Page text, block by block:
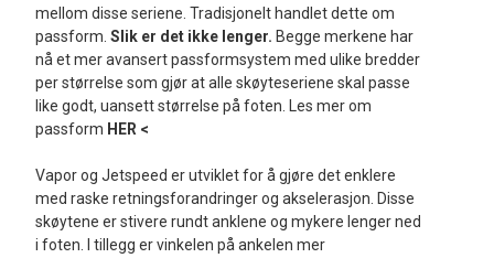
mellom disse seriene. Tradisjonelt handlet dette om
passform. Slik er det ikke lenger. Begge merkene har
nå et mer avansert passformsystem med ulike bredder
per størrelse som gjør at alle skøyteseriene skal passe
like godt, uansett størrelse på foten. Les mer om
passform HER <
Vapor og Jetspeed er utviklet for å gjøre det enklere
med raske retningsforandringer og akselerasjon. Disse
skøytene er stivere rundt anklene og mykere lenger ned
i foten. I tillegg er vinkelen på ankelen mer